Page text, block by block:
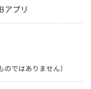
アプリ
ではありません）